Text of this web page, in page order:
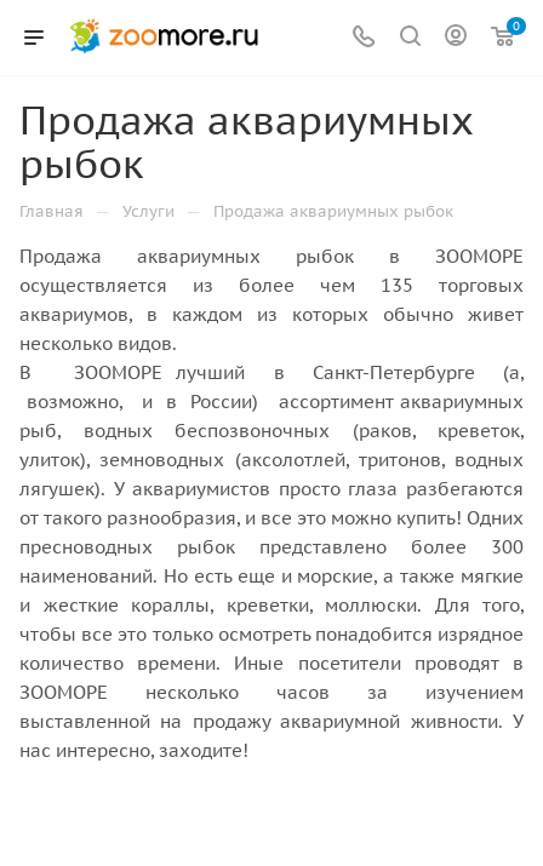
0
Продажа аквариумных
рыбок
Главная — Услуги — Продажа аквариумных рыбок
Продажа аквариумных рыбок в ЗООМОРЕ
осуществляется из более чем 135 торговых
аквариумов, в каждом из которых обычно живет
несколько видов.
В ЗООМОРЕ лучший в Санкт-Петербурге (а,
возможно, и в России) ассортимент аквариумных
рыб, водных беспозвоночных (раков, креветок,
улиток), земноводных (аксолотлей, тритонов, водных
лягушек). У аквариумистов просто глаза разбегаются
от такого разнообразия, и все это можно купить! Одних
пресноводных рыбок представлено более 300
наименований. Но есть еще и морские, а также мягкие
и жесткие кораллы, креветки, моллюски. Для того,
чтобы все это только осмотреть понадобится изрядное
количество времени. Иные посетители проводят в
ЗООМОРЕ несколько часов за изучением
выставленной на продажу аквариумной живности. У
нас интересно, заходите!